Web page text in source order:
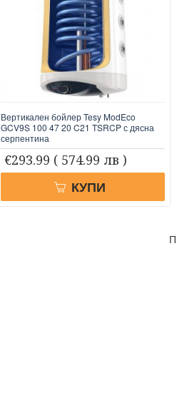
Вертикален бойлер Tesy ModEco
GCV9S 100 47 20 C21 TSRCP с дясна
серпентина
€293.99 ( 574.99 лв )
КУПИ